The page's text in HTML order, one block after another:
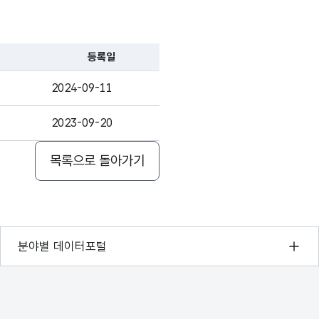
등록일
2024-09-11
2023-09-20
목록으로 돌아가기
분야별 데이터포털
기상자료개방포털
국토교통부 공간정보오픈플랫폼